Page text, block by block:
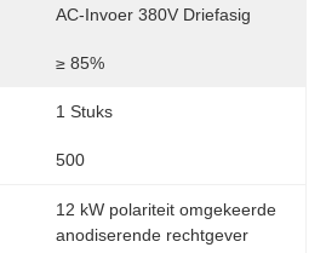
AC-Invoer 380V Driefasig
≥ 85%
1 Stuks
500
12 kW polariteit omgekeerde
anodiserende rechtgever